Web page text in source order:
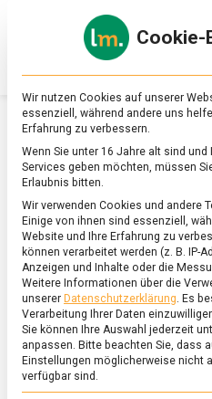
SCHLAGWORT:KANDAHAR
Cookie-
Wir nutzen Cookies auf unserer
essenziell, während andere uns
Erfahrung zu verbessern.
Wenn Sie unter 16 Jahre alt sind
Services geben möchten, müssen
Erlaubnis bitten.
Wir verwenden Cookies und andere
Einige von ihnen sind essenziell,
Website und Ihre Erfahrung zu
können verarbeitet werden (z. B. IP-
Anzeigen und Inhalte oder die
Weitere Informationen über die
unserer Datenschutzerklärung. Es
Verarbeitung Ihrer Daten
Sie können Ihre Auswahl jederzeit
anpassen. Bitte beachten Sie, dass
Einstellungen möglicherweise nicht
verfügbar sind.